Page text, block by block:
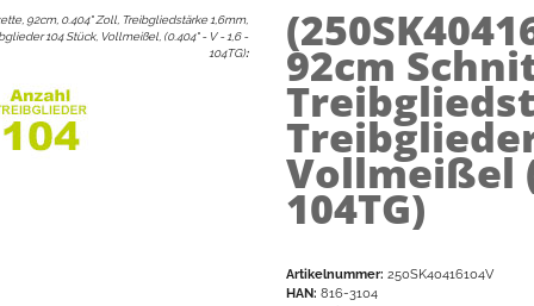
92cm, 0.404" Zoll, Treibgliedstärke 1,6mm,
104 Stück, Vollmeißel, (0.404" - V - 1,6 -
104TG): 92cm
Vollmeißel
104TG)
Artikelnummer: 250SK40416104V
HAN: 816-3104